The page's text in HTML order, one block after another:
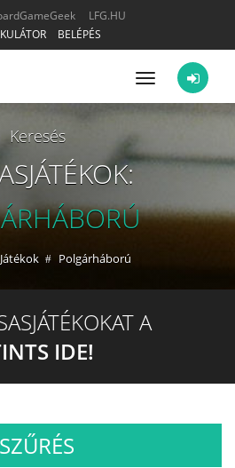
LFG.HU
BELÉPÉS
Menü
Keresés
Játékok Polgárháború
A
IDE!
SZŰRÉS